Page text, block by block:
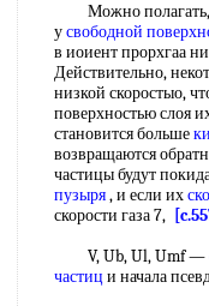
Можно полагать,
усвободной
в иоиент прорхгаа
Действительно,
низкой скоростыо,
поверхностью слоя
становится больше
возвращаются
частицы будут
пузыря, и если их
скорости газа 7,
V, Ub, Ul, Umf —
частиц и начала